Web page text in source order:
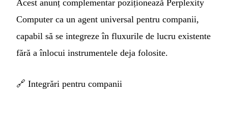
Acest anunț complementar poziționează Perplexity
Computer ca un agent universal pentru companii,
capabil să se integreze în fluxurile de lucru existente
fără a înlocui instrumentele deja folosite.
🔗 Integrări pentru companii